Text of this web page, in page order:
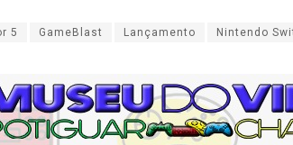
5 GameBlast Lançamento Nintendo